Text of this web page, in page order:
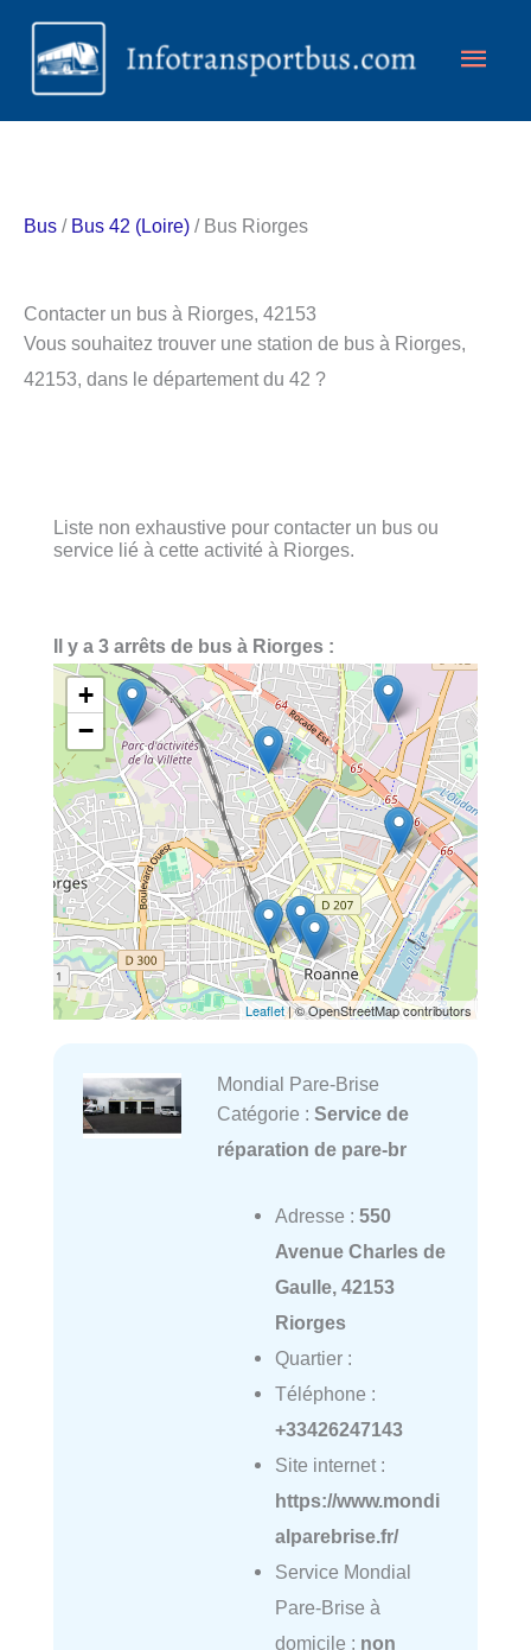
Aller
contenu
Bus / Bus 42 (Loire) / Bus Riorges
Contacter un bus à Riorges, 42153
Vous souhaitez trouver une station de bus à Riorges,
42153, dans le département du 42 ?
Liste non exhaustive pour contacter un bus ou
service lié à cette activité à Riorges.
Il y a 3 arrêts de bus à Riorges :
+
−
Leaflet| © OpenStreetMap contributors
Mondial Pare-Brise
Catégorie : Service de
réparation de pare-br
Adresse : 550
Avenue Charles de
Gaulle, 42153
Riorges
Quartier :
Téléphone :
+33426247143
Site internet :
https://www.mondi
alparebrise.fr/
Service Mondial
Pare-Brise à
domicile : non